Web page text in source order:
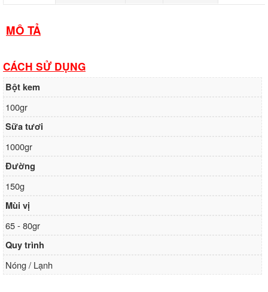
Ngân hàng Ngoại thương Việt Nam
MÔ TẢ
CÁCH SỬ DỤNG
Bột kem
100gr
Sữa tươi
1000gr
Đường
150g
Mùi vị
65 - 80gr
Quy trình
Nóng / Lạnh